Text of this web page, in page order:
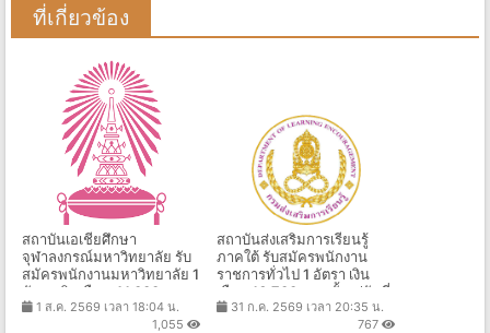
ที่เกี่ยวข้อง
สถาบันเอเชียศึกษา
จุฬาลงกรณ์มหาวิทยาลัย รับ
สมัครพนักงานมหาวิทยาลัย 1
อัตรา เงินเดือน 41,000 -
56,400 บาท ตั้งแต่บัดนี้ - 23
1 ส.ค. 2569 เวลา 18:04 น.
1,055
สถาบันส่งเสริมการเรียนรู้
ภาคใต้ รับสมัครพนักงาน
ราชการทั่วไป 1 อัตรา เงิน
เดือน 16,700 บาท ตั้งแต่วันที่
17 - 25 ส.ค. 2569
31 ก.ค. 2569 เวลา 20:35 น.
767